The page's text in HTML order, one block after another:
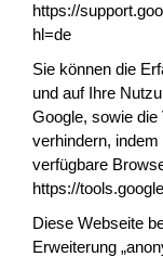
https://
hl=de
Sie können die
und auf Ihre
Google, sowie die
verhindern,
verfügbare
https://
Diese Webseite
Erweiterung